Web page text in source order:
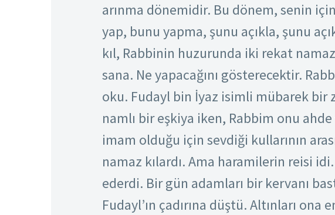
arınma dönemidir. Bu dönem, senin
yap, bunu yapma, şunu açıkla, şunu
kıl, Rabbinin huzurunda iki rekat
sana. Ne yapacağını gösterecektir.
oku. Fudayl bin İyaz isimli mübarek bir
namlı bir eşkiya iken, Rabbim onu
imam olduğu için sevdiği kullarının
namaz kılardı. Ama haramilerin reisi
ederdi. Bir gün adamları bir kervanı
Fudayl’ın çadırına düştü. Altınları ona